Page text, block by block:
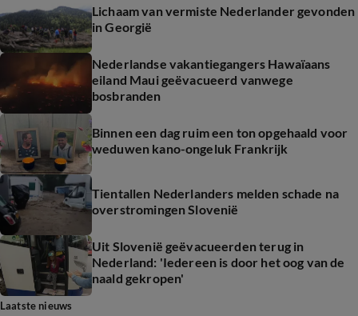
Lichaam van vermiste Nederlander gevonden
in Georgië
Nederlandse vakantiegangers Hawaïaans
eiland Maui geëvacueerd vanwege
bosbranden
Binnen een dag ruim een ton opgehaald voor
weduwen kano-ongeluk Frankrijk
Tientallen Nederlanders melden schade na
overstromingen Slovenië
Uit Slovenië geëvacueerden terug in
Nederland: 'Iedereen is door het oog van de
naald gekropen'
Laatste nieuws